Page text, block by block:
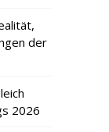
der
2026